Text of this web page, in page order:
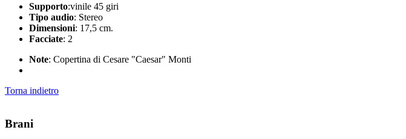
Supporto:vinile 45 giri
Tipo audio: Stereo
Dimensioni: 17,5 cm.
Facciate: 2
Note: Copertina di Cesare "Caesar" Monti
Torna indietro
Brani